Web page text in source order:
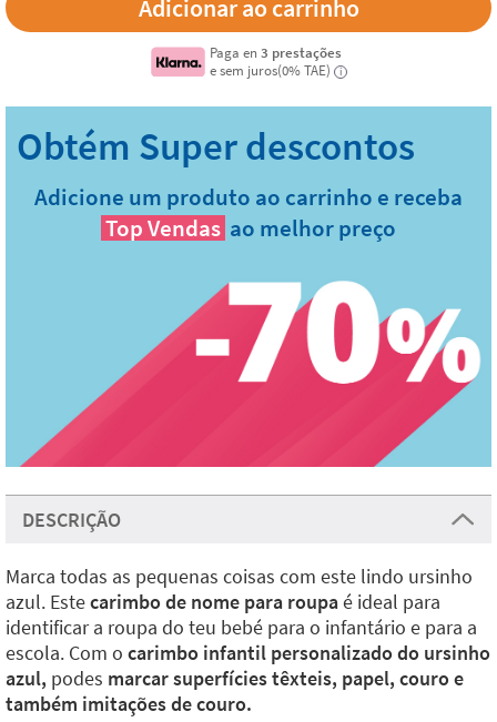
Paga en3 prestações
e sem juros(0% TAE)
i
Adicione um produto ao carrinho e receba
Top Vendas ao melhor preço
DESCRIÇÃO
Marca todas as pequenas coisas com este lindo ursinho
azul. Estecarimbo de nome para roupaé ideal para
identificar a roupa do teu bebé para o infantário e para a
escola. Com o carimbo infantil personalizado do ursinho
azul, podes marcar superfícies têxteis, papel, couro e
também imitações de couro.